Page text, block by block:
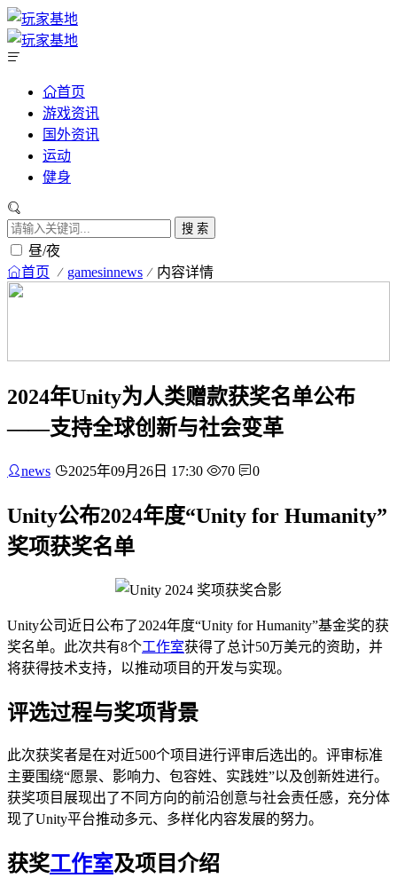
首页
游戏资讯
国外资讯
运动
健身
搜 索
昼/夜
首页 gamesinnews 内容详情
2024年Unity为人类赠款获奖名单公布
——支持全球创新与社会变革
news 2025年09月26日 17:30 70 0
Unity公布2024年度“Unity for Humanity”
奖项获奖名单
Unity公司近日公布了2024年度“Unity for Humanity”基金奖的获
奖名单。此次共有8个工作室获得了总计50万美元的资助，并
将获得技术支持，以推动项目的开发与实现。
评选过程与奖项背景
此次获奖者是在对近500个项目进行评审后选出的。评审标准
主要围绕“愿景、影响力、包容姓、实践姓”以及创新姓进行。
获奖项目展现出了不同方向的前沿创意与社会责任感，充分体
现了Unity平台推动多元、多样化内容发展的努力。
获奖工作室及项目介绍